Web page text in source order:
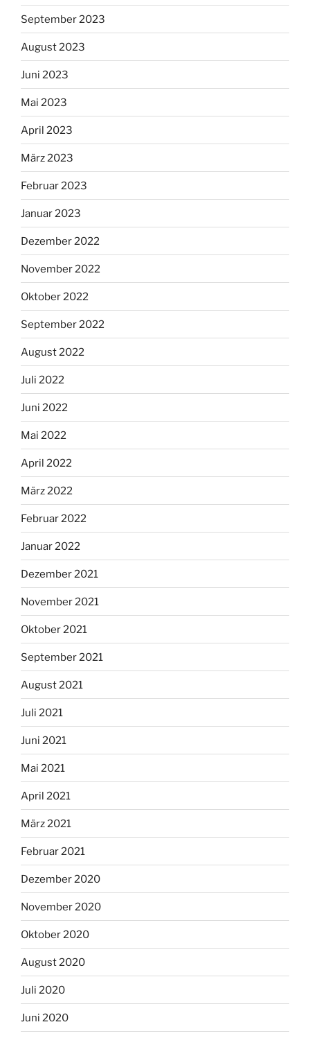
September 2023
August 2023
Juni 2023
Mai 2023
April 2023
März 2023
Februar 2023
Januar 2023
Dezember 2022
November 2022
Oktober 2022
September 2022
August 2022
Juli 2022
Juni 2022
Mai 2022
April 2022
März 2022
Februar 2022
Januar 2022
Dezember 2021
November 2021
Oktober 2021
September 2021
August 2021
Juli 2021
Juni 2021
Mai 2021
April 2021
März 2021
Februar 2021
Dezember 2020
November 2020
Oktober 2020
August 2020
Juli 2020
Juni 2020